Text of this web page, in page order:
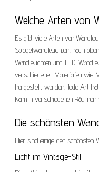
Welche Arten von
Es gibt viele Arten von
Spiegelwandleuchten, nach
Wandleuchten und LED-
verschiedenen Materialien wie
hergestellt werden. Jede Art
kann in verschiedenen
Die schönsten
Hier sind einige der schönsten
Licht im Vintage-Stil